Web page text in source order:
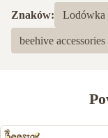
Na
5
B BeeFarmers
Znaków: Lodówka
beehive accessories